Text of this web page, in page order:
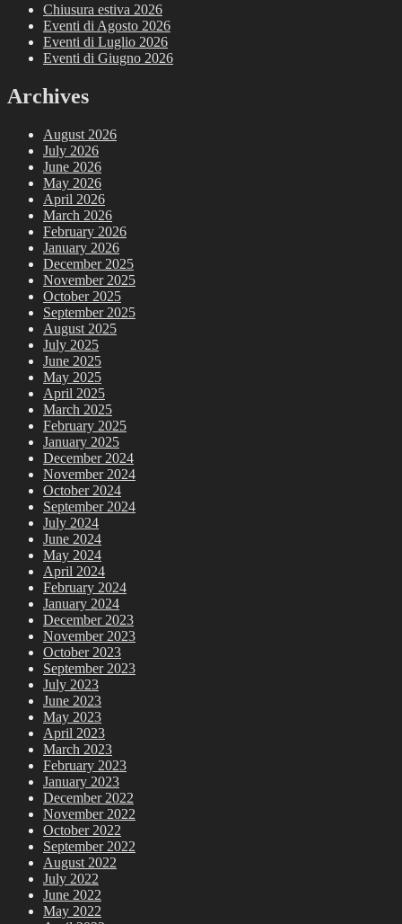
Chiusura estiva 2026
Eventi di Agosto 2026
Eventi di Luglio 2026
Eventi di Giugno 2026
Archives
August 2026
July 2026
June 2026
May 2026
April 2026
March 2026
February 2026
January 2026
December 2025
November 2025
October 2025
September 2025
August 2025
July 2025
June 2025
May 2025
April 2025
March 2025
February 2025
January 2025
December 2024
November 2024
October 2024
September 2024
July 2024
June 2024
May 2024
April 2024
February 2024
January 2024
December 2023
November 2023
October 2023
September 2023
July 2023
June 2023
May 2023
April 2023
March 2023
February 2023
January 2023
December 2022
November 2022
October 2022
September 2022
August 2022
July 2022
June 2022
May 2022